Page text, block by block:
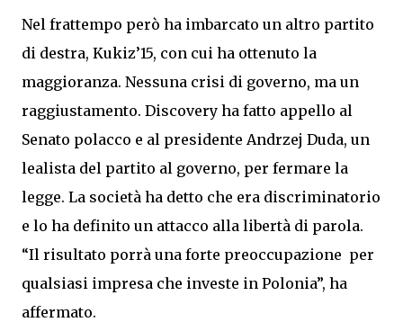
Nel frattempo però ha imbarcato un altro partito
di destra, Kukiz’15, con cui ha ottenuto la
maggioranza. Nessuna crisi di governo, ma un
raggiustamento. Discovery ha fatto appello al
Senato polacco e al presidente Andrzej Duda, un
lealista del partito al governo, per fermare la
legge. La società ha detto che era discriminatorio
e lo ha definito un attacco alla libertà di parola.
“Il risultato porrà una forte preoccupazione per
qualsiasi impresa che investe in Polonia”, ha
affermato.